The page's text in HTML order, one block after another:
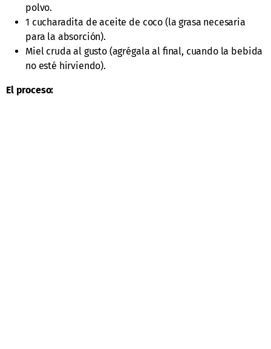
polvo.
1 cucharadita de aceite de coco (la grasa necesaria
para la absorción).
Miel cruda al gusto (agrégala al final, cuando la bebida
no esté hirviendo).
El proceso: